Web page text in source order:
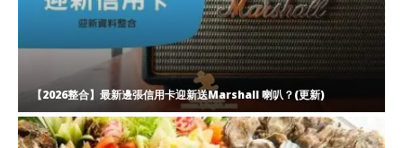
【2026整合】最新邊張信用卡迎新送Marshall 喇叭？(更新)